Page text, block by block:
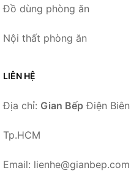
Đồ dùng phòng ăn
Nội thất phòng ăn
LIÊN HỆ
Địa chỉ: Gian Bếp Điện Biên
Tp.HCM
Email: lienhe@gianbep.com